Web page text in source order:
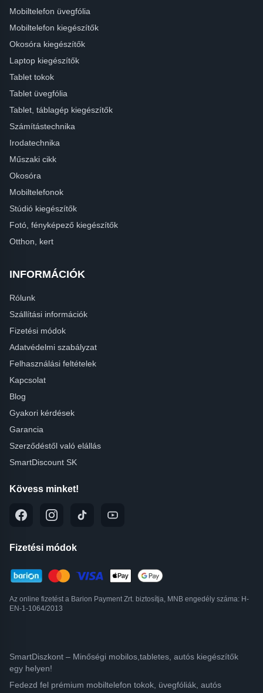
Mobiltelefon üvegfólia
Mobiltelefon kiegészítők
Okosóra kiegészítők
Laptop kiegészítők
Tablet tokok
Tablet üvegfólia
Tablet, táblagép kiegészítők
Számítástechnika
Irodatechnika
Műszaki cikk
Okosóra
Mobiltelefonok
Stúdió kiegészítők
Fotó, fényképező kiegészítők
Otthon, kert
INFORMÁCIÓK
Rólunk
Szállítási információk
Fizetési módok
Adatvédelmi szabályzat
Felhasználási feltételek
Kapcsolat
Blog
Gyakori kérdések
Garancia
Szerződéstől való elállás
SmartDiscount SK
Kövess minket!
Fizetési módok
Az online fizetést a Barion Payment Zrt. biztosítja, MNB engedély száma: H-
EN-1-1064/2013
SmartDiszkont – Minőségi mobilos,tabletes, autós kiegészítők
egy helyen!
Fedezd fel prémium mobiltelefon tokok, üvegfóliák, autós